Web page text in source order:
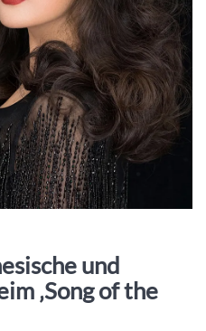
und
‚Song of the